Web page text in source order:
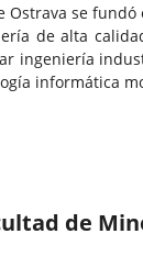
Ostrava se
de alta
ingeniería
informática
de